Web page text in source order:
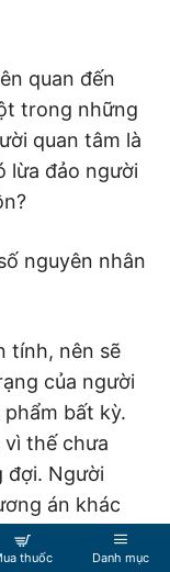
quan đến
trong những
quan tâm là
lừa đảo người
nguyên nhân
tính, nên sẽ
của người
bất kỳ.
thế chưa
đợi. Người
án khác
thuốc Danh mục